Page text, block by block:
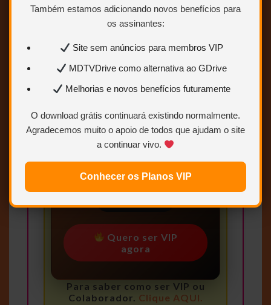
Também estamos adicionando novos benefícios para
os assinantes:
Site sem anúncios para membros VIP
MDTVDrive como alternativa ao GDrive
Melhorias e novos benefícios futuramente
O download grátis continuará existindo normalmente.
Agradecemos muito o apoio de todos que ajudam o site
a continuar vivo.
Conhecer os Planos VIP
para VIP
Você precisa ser
Usuário VIP
para visualizar os links de
download.
Sem limites
Quero ser VIP
agora
Para saber como ser VIP ou
Colaborador. Clique AQUI.